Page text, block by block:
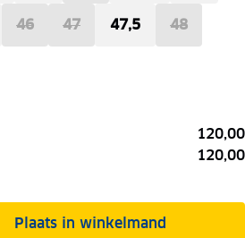
46 47 47,5 48
120,00
120,00
Plaats in winkelmand